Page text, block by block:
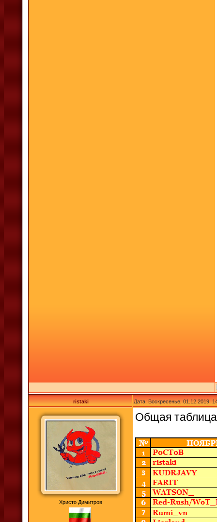
ristaki Дата: Воскресенье, 01.12.2019,
Христо Димитров
Общая